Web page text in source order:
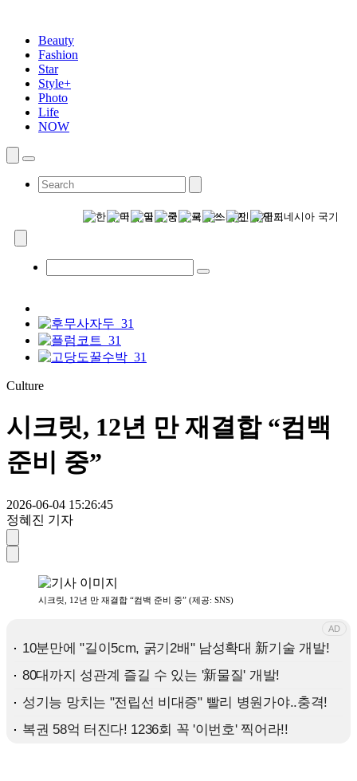
Beauty
Fashion
Star
Style+
Photo
Life
NOW
Culture
시크릿, 12년 만 재결합 “컴백
준비 중”
2026-06-04 15:26:45
정혜진 기자
시크릿, 12년 만 재결합 “컴백 준비 중” (제공: SNS)